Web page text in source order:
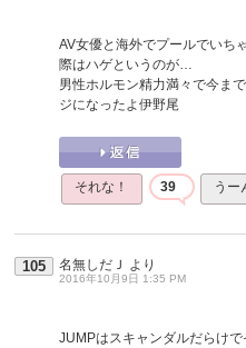
AV女優と海外でプールでいち
際はハゲというのが…
男性ホルモン精力満々で今ま
ジになったよ伊野尾
それな！ 39 う
105 名無しだＪ より
2016年10月9日 1:35 PM
JUMPはスキャンダルだらけ